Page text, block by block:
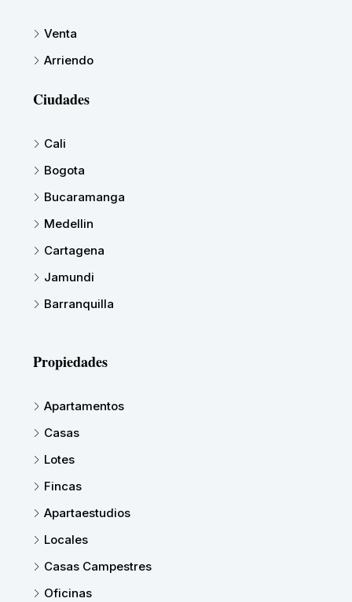
Venta
Arriendo
Ciudades
Cali
Bogota
Bucaramanga
Medellin
Cartagena
Jamundi
Barranquilla
Propiedades
Apartamentos
Casas
Lotes
Fincas
Apartaestudios
Locales
Casas Campestres
Oficinas